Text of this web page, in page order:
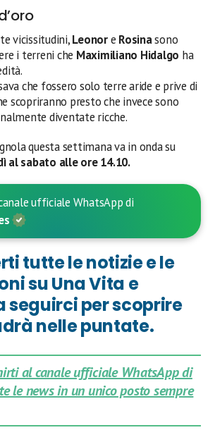
vicissitudini,Leonore Rosinasono
i terreni che Maximiliano Hidalgo ha
che fossero solo terre aride e prive di
scopriranno presto che invece sono
diventate ricche.
questa settimana va in onda su
al sabato alle ore 14.10.
ufficiale WhatsApp di
tutte le notizie e le
su Una Vita e
seguirci per scoprire
nelle puntate.
al canale ufficiale WhatsApp di
le news in un unico posto sempre